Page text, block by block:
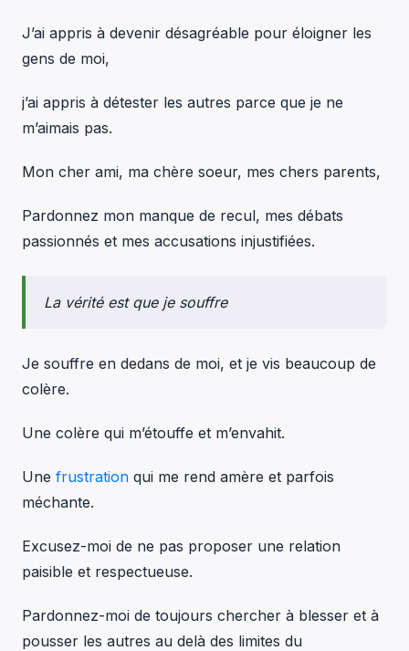
J’ai appris à devenir désagréable pour éloigner les
gens de moi,
j’ai appris à détester les autres parce que je ne
m’aimais pas.
Mon cher ami, ma chère soeur, mes chers parents,
Pardonnez mon manque de recul, mes débats
passionnés et mes accusations injustifiées.
La vérité est que je souffre
Je souffre en dedans de moi, et je vis beaucoup de
colère.
Une colère qui m’étouffe et m’envahit.
Une frustration qui me rend amère et parfois
méchante.
Excusez-moi de ne pas proposer une relation
paisible et respectueuse.
Pardonnez-moi de toujours chercher à blesser et à
pousser les autres au delà des limites du